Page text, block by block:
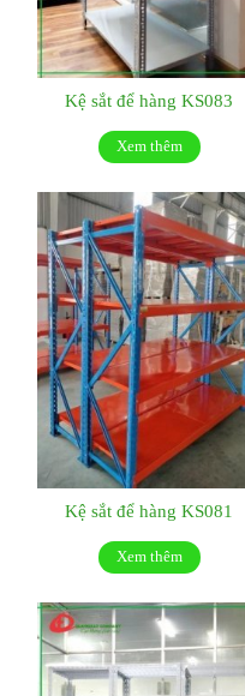
Kệ sắt để hàng KS083
Xem thêm
Kệ sắt để hàng KS081
Xem thêm